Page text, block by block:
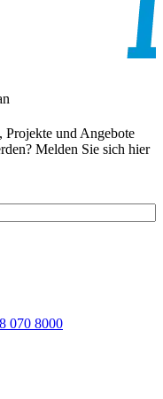
Projekte und Angebote
Melden Sie sich hier
070 8000